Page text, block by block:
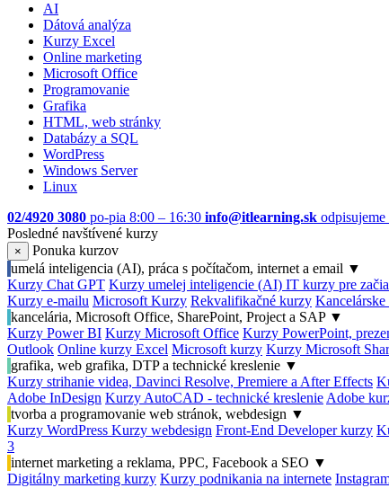
AI
Dátová analýza
Kurzy Excel
Online marketing
Microsoft Office
Programovanie
Grafika
HTML, web stránky
Databázy a SQL
WordPress
Windows Server
Linux
02/4920 3080 po-pia 8:00 – 16:30 info@itlearning.sk
Posledné navštívené kurzy
×
Ponuka kurzov
umelá inteligencia (AI), práca s počítačom, internet a email ▼
Kurzy Chat GPT Kurzy umelej inteligencie (AI) IT kurzy pre
Kurzy e-mailu Microsoft Kurzy Rekvalifikačné kurzy
kancelária, Microsoft Office, SharePoint, Project a SAP ▼
Kurzy Power BI Kurzy Microsoft Office Kurzy PowerPoint,
Outlook Online kurzy Excel Microsoft kurzy Kurzy Microsoft
grafika, web grafika, DTP a technické kreslenie ▼
Kurzy strihanie videa, Davinci Resolve, Premiere a After Effects
Adobe InDesign Kurzy AutoCAD - technické kreslenie Adobe
tvorba a programovanie web stránok, webdesign ▼
Kurzy WordPress Kurzy webdesign Front-End Developer kurzy
3
internet marketing a reklama, PPC, Facebook a SEO ▼
Digitálny marketing kurzy Kurzy podnikania na internete